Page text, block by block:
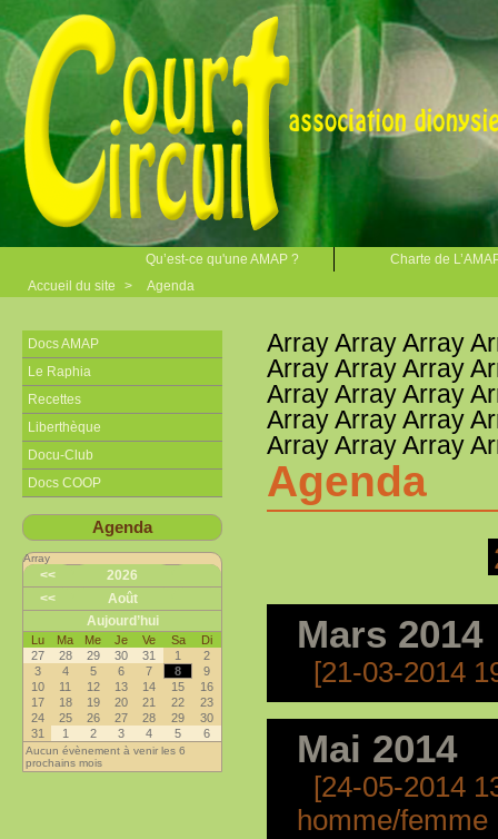
Qu’est-ce qu'une AMAP ?
Charte de
Accueil du site
> Agenda
Array Array Array
Array Array Array
Array Array Array
Array Array Array
Array Array Array
Agenda
Mars 2014
[21-03-2014
Mai 2014
[24-05-2014
homme/femme
Docs AMAP
Le Raphia
Recettes
Liberthèque
Docu-Club
Docs COOP
Agenda
Array
<<
2026
<<
Août
Aujourd’hui
Lu Ma Me Je Ve Sa
Di
27
28 29 30 31 1
2
3
4 5 6 7 8
9
10
11 12 13 14 15
16
17
18 19 20 21 22
23
24
25 26 27 28 29
30
31
1 2 3 4 5 6
Aucun évènement à venir les 6
prochains mois